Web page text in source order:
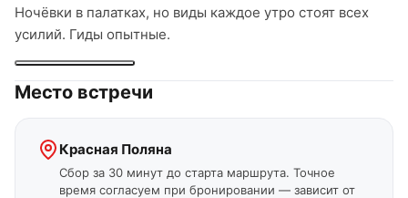
Ночёвки в палатках, но виды каждое утро стоят всех
усилий. Гиды опытные.
Место встречи
Красная Поляна
Сбор за 30 минут до старта маршрута. Точное
время согласуем при бронировании — зависит от